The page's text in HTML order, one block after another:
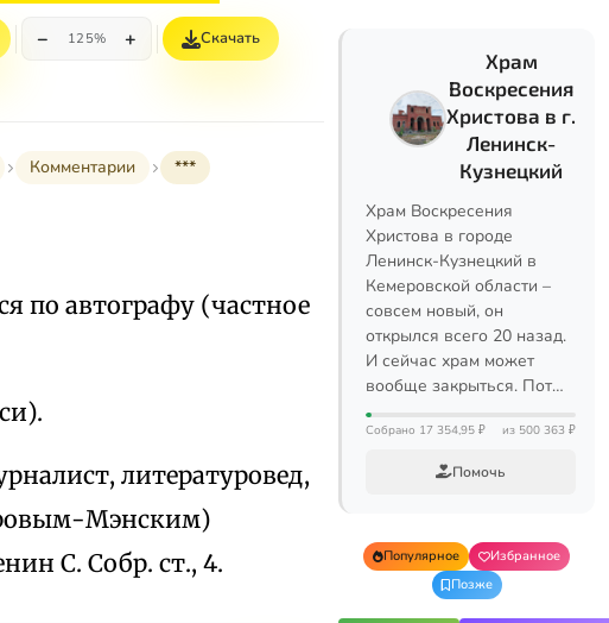
− 125% + Скачать
Комментарии ***
по автографу (частное
литературовед,
Мэнским)
С. Собр. ст., 4.
Храм
Воскресения
Христова в г.
Ленинск-
Кузнецкий
Храм Воскресения
Христова в городе
Ленинск-Кузнецкий в
Кемеровской области –
совсем новый, он
открылся всего 20 назад.
И сейчас храм может
вообще закрыться. Пот…
Собрано 17 354,95 ₽ из 500 363 ₽
Помочь
Популярное
Избранное
Позже